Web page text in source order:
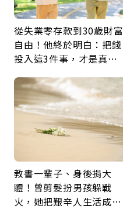
從失業零存款到30歲財富
自由！他終於明白：把錢
投入這3件事，才是真正
教書一輩子、身後捐大
體！曾剪髮扮男孩躲戰
火，她把艱辛人生活成風